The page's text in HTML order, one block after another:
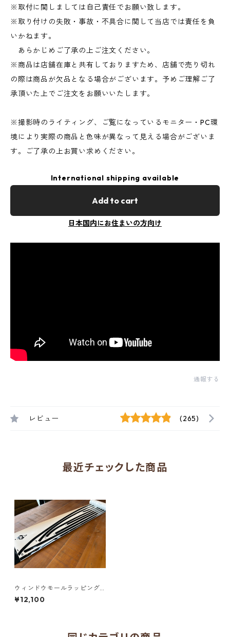
※取付に関しましては自己責任でお願い致します。
※取り付けの失敗・事故・不具合に関して当店では責任を負
いかねます。
あらかじめご了承の上ご注文ください。
※商品は店舗在庫と共有しておりますため、店舗で売り切れ
の際は商品が欠品となる場合がございます。予めご理解ご了
承頂いた上でご注文をお願いいたします。
※撮影時のライティング、ご覧になっているモニター・PC環
境により実際の商品と色味が異なって見える場合がございま
す。ご了承の上お買い求めください。
International shipping available
Add to cart
日本国内にお住まいの方向け
通報する
レビュー (265)
最近チェックした商品
ウィンドウモールラッピング
キット（F54/F55/F56/F57/F
60/R55/R56/R60）
¥12,100